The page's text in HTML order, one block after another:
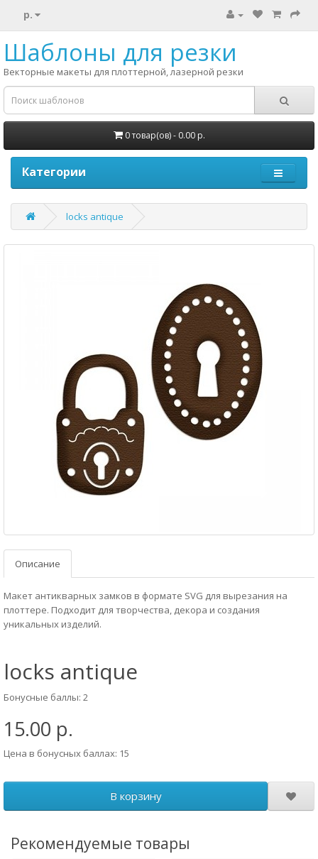
р.
Шаблоны для резки
Векторные макеты для плоттерной, лазерной резки
0 товар(ов) - 0.00 р.
Категории
locks antique
Описание
Макет антикварных замков в формате SVG для вырезания на
плоттере. Подходит для творчества, декора и создания
уникальных изделий.
locks antique
Бонусные баллы: 2
15.00 р.
Цена в бонусных баллах: 15
В корзину
Рекомендуемые товары